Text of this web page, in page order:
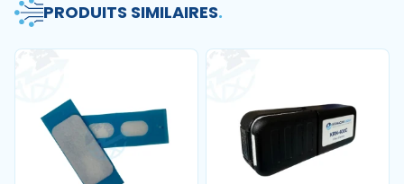
PRODUITS SIMILAIRES.